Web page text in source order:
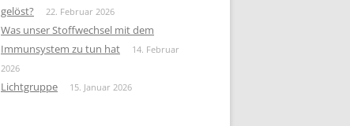
gelöst?
22. Februar 2026
Was unser Stoffwechsel mit dem
Immunsystem zu tun hat
14. Februar
2026
Lichtgruppe 15. Januar 2026